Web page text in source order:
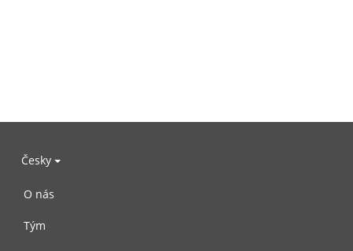
Česky
O nás
Tým